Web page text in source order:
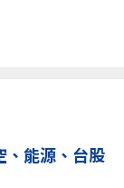
、能源、台股